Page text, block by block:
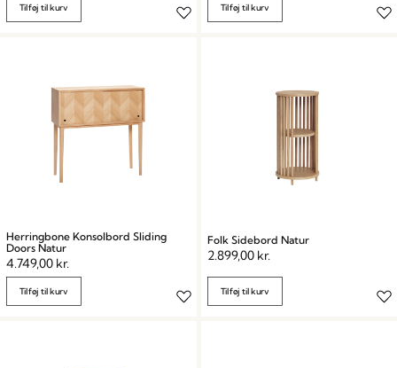
Tilføj til kurv Tilføj til kurv
Herringbone Konsolbord Sliding
Doors Natur
4.749,00 kr.
Tilføj til kurv
Folk Sidebord Natur
2.899,00 kr.
Tilføj til kurv